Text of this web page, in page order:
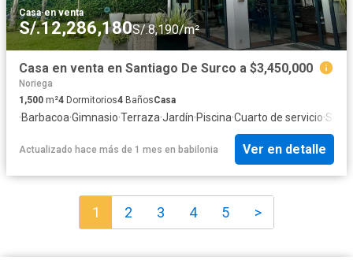
Casa·en venta
S/.12,286,180S/.8,190/m²
Casa en venta en Santiago De Surco a $3,450,000
Noriega
1,500 m²4 Dormitorios4 BañosCasa
·Barbacoa·Gimnasio·Terraza·Jardín·Piscina·Cuarto de servicio·
Actualizado hace más de 1 mes en babilonia Ver en detalle
1 2 3 4 5 >